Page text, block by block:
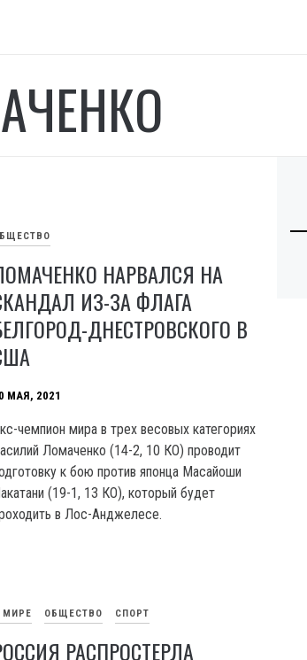
НАРВАЛСЯ НА
ИЗ-ЗА ФЛАГА
ДНЕСТРОВСКОГО В
МАЯ, 2021
чемпион мира в трех весовых категориях
Ломаченко (14-2, 10 КО) проводит
к бою против японца Масайоши
(19-1, 13 КО), который будет
в Лос-Анджелесе.
МИРЕ ОБЩЕСТВО СПОРТ
РАСПРОСТЕРЛА